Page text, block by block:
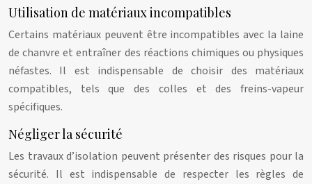
Utilisation de matériaux incompatibles
Certains matériaux peuvent être incompatibles avec la laine
de chanvre et entraîner des réactions chimiques ou physiques
néfastes. Il est indispensable de choisir des matériaux
compatibles, tels que des colles et des freins-vapeur
spécifiques.
Négliger la sécurité
Les travaux d’isolation peuvent présenter des risques pour la
sécurité. Il est indispensable de respecter les règles de